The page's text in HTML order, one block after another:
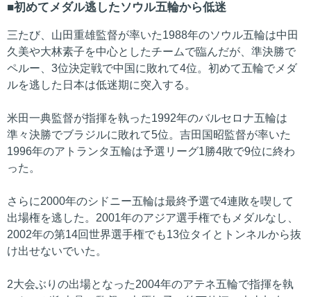
初めてメダル逃したソウル五輪から低迷
三たび、山田重雄監督が率いた1988年のソウル五輪は中田
久美や大林素子を中心としたチームで臨んだが、準決勝で
ペルー、3位決定戦で中国に敗れて4位。初めて五輪でメダ
ルを逃した日本は低迷期に突入する。
米田一典監督が指揮を執った1992年のバルセロナ五輪は
準々決勝でブラジルに敗れて5位。吉田国昭監督が率いた
1996年のアトランタ五輪は予選リーグ1勝4敗で9位に終わ
った。
さらに2000年のシドニー五輪は最終予選で4連敗を喫して
出場権を逃した。2001年のアジア選手権でもメダルなし、
2002年の第14回世界選手権でも13位タイとトンネルから抜
け出せないでいた。
2大会ぶりの出場となった2004年のアテネ五輪で指揮を執